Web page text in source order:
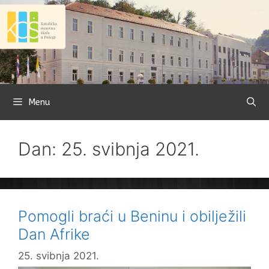
Preskoči
sadržaj
Menu
Dan: 25. svibnja 2021.
Pomogli braći u Beninu i obilježili
Dan Afrike
25. svibnja 2021.